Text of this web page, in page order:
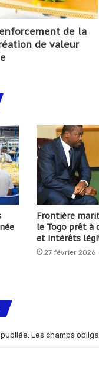
de la
de valeur
Frontière
le Togo prêt à
et intérêts
27 février 2026
Les champs